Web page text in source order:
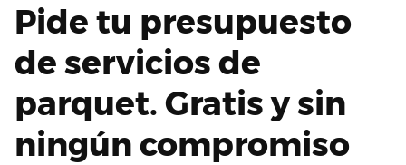
Pide tu presupuesto
de servicios de
parquet. Gratis y sin
ningún compromiso